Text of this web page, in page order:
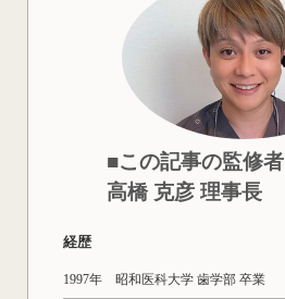
■この記事の監修者
高橋 克彦 理事長
経歴
1997年 昭和医科大学 歯学部 卒業